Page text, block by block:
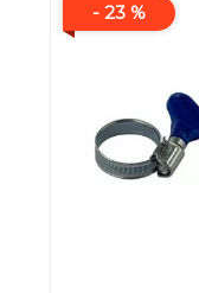
- 23 %